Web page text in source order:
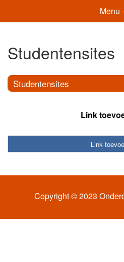
Menu
Studentensites
Studentensites
Link
Link
Copyright © 2023